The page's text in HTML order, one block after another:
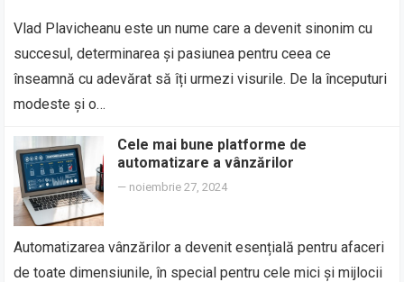
Vlad Plavicheanu este un nume care a devenit sinonim cu
succesul, determinarea și pasiunea pentru ceea ce
înseamnă cu adevărat să îți urmezi visurile. De la începuturi
modeste și o…
Cele mai bune platforme de
automatizare a vânzărilor
— noiembrie 27, 2024
Automatizarea vânzărilor a devenit esențială pentru afaceri
de toate dimensiunile, în special pentru cele mici și mijlocii